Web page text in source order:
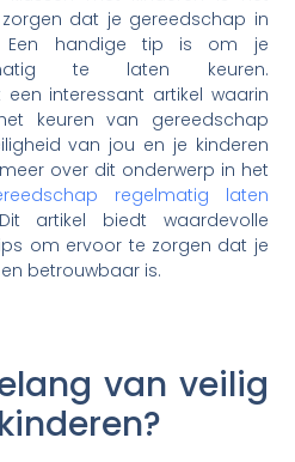
dat je gereedschap in
Een handige tip is om je
te laten keuren.
een interessant artikel waarin
keuren van gereedschap
van jou en je kinderen
over dit onderwerp in het
regelmatig laten
artikel biedt waardevolle
om ervoor te zorgen dat je
betrouwbaar is.
van veilig